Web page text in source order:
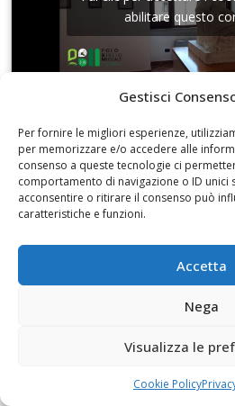
Gestisci
Per fornire le migliori esperienze,
per memorizzare e/o accedere alle
consenso a queste tecnologie ci
comportamento di navigazione o ID unici
acconsentire o ritirare il consenso può
caratteristiche e funzioni.
Accetta
Nega
Visualizza le
Cookie Policy
abilitare questo
Con Monica Albano di
Fai clic per accettare i
abilitare questo